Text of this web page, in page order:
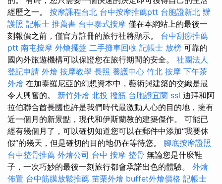
經歷之一。 按摩課程台北 台中按摩推薦ptt 台胞證新北 辦
護照 記帳士 推薦書 台中泰式按摩 僅在本網站上的最後一
刻報價之前，僅官方註冊的旅行社將顯示。 台中刮痧推薦
ptt 南屯按摩 外燴擺盤 二手攤車回收 記帳士 放榜 可靠的
國內外旅遊機構可以保證您在旅行期間的安全。 社團法人
登記申請 外燴 按摩教學 長照 養護中心 竹北 按摩 下午茶
外燴 在加泰羅尼亞的幻想資本中，藝術與建築的交織是最
令人興奮的。 新竹外燴 北投 撥筋 台胞證宜蘭 ssl 迪拜和阿
拉伯聯合酋長國也許是我們時代最激動人心的目的地，擁有
近一個月的新景點，現代和伊斯蘭教的建築傑作。 可能已
經有幾個月了，可以確切知道您可以在郵件中添加“我要休
假”的幾天，但是確切的目的地仍在等待您。 腳底按摩證照
台中整骨推薦 外燴公司 台中 按摩 整骨 無論您是什麼鞋
子，一次巧妙的最後一刻旅行都會承諾出色的體驗。 外燴
佈置 台中筋膜放鬆推薦 苗栗外燴 buffet外燴價格 記帳士